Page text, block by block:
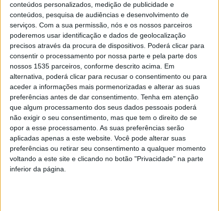
conteúdos personalizados, medição de publicidade e
conteúdos, pesquisa de audiências e desenvolvimento de
serviços. Com a sua permissão, nós e os nossos parceiros
poderemos usar identificação e dados de geolocalização
precisos através da procura de dispositivos. Poderá clicar para
consentir o processamento por nossa parte e pela parte dos
nossos 1535 parceiros, conforme descrito acima. Em
alternativa, poderá clicar para recusar o consentimento ou para
aceder a informações mais pormenorizadas e alterar as suas
preferências antes de dar consentimento. Tenha em atenção
que algum processamento dos seus dados pessoais poderá
não exigir o seu consentimento, mas que tem o direito de se
opor a esse processamento. As suas preferências serão
aplicadas apenas a este website. Você pode alterar suas
preferências ou retirar seu consentimento a qualquer momento
voltando a este site e clicando no botão "Privacidade" na parte
inferior da página.
GNR na estrada com operação “RoadPol –
Veículos pesados de mercadorias...
Rádio Castelo Branco - 18 de Fevereiro, 2025
PUBLICIDADE
PUBLICIDADE
PUBLICIDADE